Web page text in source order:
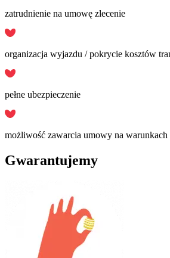
zatrudnienie na umowę zlecenie
organizacja wyjazdu / pokrycie kosztów
pełne ubezpieczenie
możliwość zawarcia umowy na warunkach
Gwarantujemy